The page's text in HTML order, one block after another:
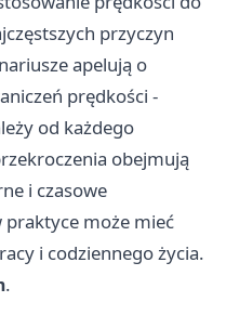
przyczyn
apelują o
prędkości -
od każdego
obejmują
i czasowe
może mieć
i codziennego życia.
.